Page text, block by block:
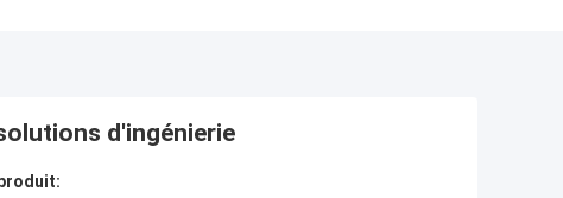
d'ingénierie